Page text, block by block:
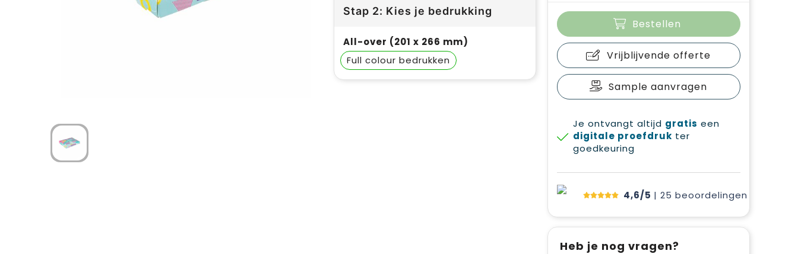
Stap 2: Kies je bedrukking
All-over (201 x 266 mm)
Full colour
Bestellen
Vrijblijvende offerte
Sample aanvragen
Je ontvangt altijd gratis een
digitale proefdruk ter
goedkeuring
4,6/5 | 25 beoordelingen
Heb je nog vragen?